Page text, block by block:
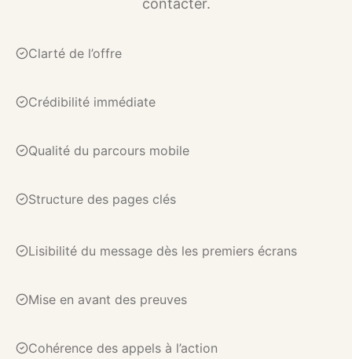
contacter.
Clarté de l’offre
Crédibilité immédiate
Qualité du parcours mobile
Structure des pages clés
Lisibilité du message dès les premiers écrans
Mise en avant des preuves
Cohérence des appels à l’action